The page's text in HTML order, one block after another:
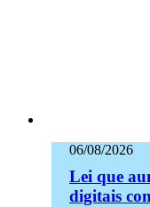
06/08/2026
Lei que
digitais